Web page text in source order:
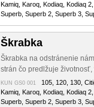
Kamiq, Karoq, Kodiaq, Kodiaq
Superb, Superb 2, Superb 3,
Škrabka
Škrabka na odstránenie
strán čo predlžuje
KUN GS0 001 105, 120, 130,
Kamiq, Karoq, Kodiaq, Kodiaq
Superb, Superb 2, Superb 3,